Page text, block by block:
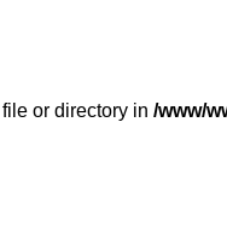
or directory in /www/